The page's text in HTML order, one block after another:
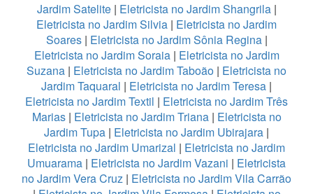
Jardim Satelite| Eletricista no Jardim Shangrila|
Eletricista no Jardim Silvia | Eletricista no Jardim
Soares| Eletricista no Jardim Sônia Regina|
Eletricista no Jardim Soraia| Eletricista no Jardim
Suzana | Eletricista no Jardim Taboão | Eletricista no
Jardim Taquaral | Eletricista no Jardim Teresa |
Eletricista no Jardim Textil | Eletricista no Jardim Três
Marias| Eletricista no Jardim Triana| Eletricista no
Jardim Tupa | Eletricista no Jardim Ubirajara |
Eletricista no Jardim Umarizal | Eletricista no Jardim
Umuarama | Eletricista no Jardim Vazani | Eletricista
no Jardim Vera Cruz | Eletricista no Jardim Vila Carrão